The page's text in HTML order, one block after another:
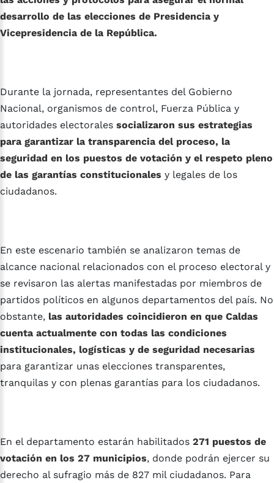
desarrollo de las elecciones de Presidencia y
Vicepresidencia de la República.
Durante la jornada, representantes del Gobierno
Nacional, organismos de control, Fuerza Pública y
autoridades electorales socializaron sus estrategias
para garantizar la transparencia del proceso, la
seguridad en los puestos de votación y el respeto pleno
de las garantías constitucionales y legales de los
ciudadanos.
En este escenario también se analizaron temas de
alcance nacional relacionados con el proceso electoral y
se revisaron las alertas manifestadas por miembros de
partidos políticos en algunos departamentos del país. No
obstante, las autoridades coincidieron en que Caldas
cuenta actualmente con todas las condiciones
institucionales, logísticas y de seguridad necesarias
para garantizar unas elecciones transparentes,
tranquilas y con plenas garantías para los ciudadanos.
En el departamento estarán habilitados 271 puestos de
votación en los 27 municipios, donde podrán ejercer su
derecho al sufragio más de 827 mil ciudadanos. Para